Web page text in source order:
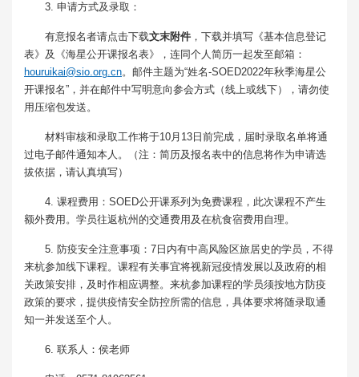
3. 申请方式及录取：
有意报名者请点击下载文末附件 ，下载并填写《基本信息登记
表》及《海星公开课报名表》，连同个人简历一起发至邮箱：
houruikai@sio.org.cn。邮件主题为“姓名-SOED2022年秋季海星公
开课报名”，并在邮件中写明意向参会方式（线上或线下），请勿使
用压缩包发送。
材料审核和录取工作将于10月13日前完成，届时录取名单将通
过电子邮件通知本人。（注：简历及报名表中的信息将作为申请选
拔依据，请认真填写）
4. 课程费用：SOED公开课系列为免费课程，此次课程不产生
额外费用。学员往返杭州的交通费用及在杭食宿费用自理。
5. 防疫安全注意事项：7日内有中高风险区旅居史的学员，不得
来杭参加线下课程。课程有关事宜将视新冠疫情发展以及政府的相
关政策安排，及时作相应调整。来杭参加课程的学员须按地方防疫
政策的要求，提供疫情安全防控所需的信息，具体要求将随录取通
知一并发送至个人。
6. 联系人：侯老师